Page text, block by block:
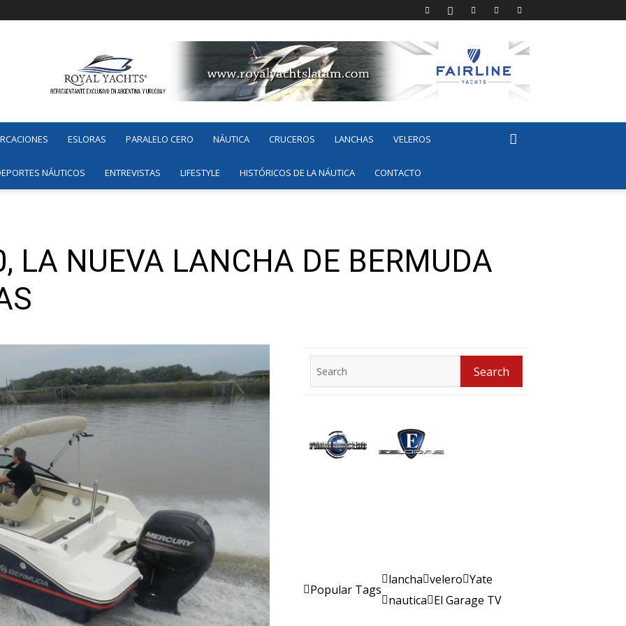
ESLORAS PARALELO CERO NÁUTICA CRUCEROS LANCHAS VELEROS
NÁUTICOS ENTREVISTAS LIFESTYLE HISTÓRICOS DE LA NÁUTICA CONTACTO
LA NUEVA LANCHA DE BERMUDA
for:
Search
Popular Tags
lancha velero Yate
nautica El Garage TV